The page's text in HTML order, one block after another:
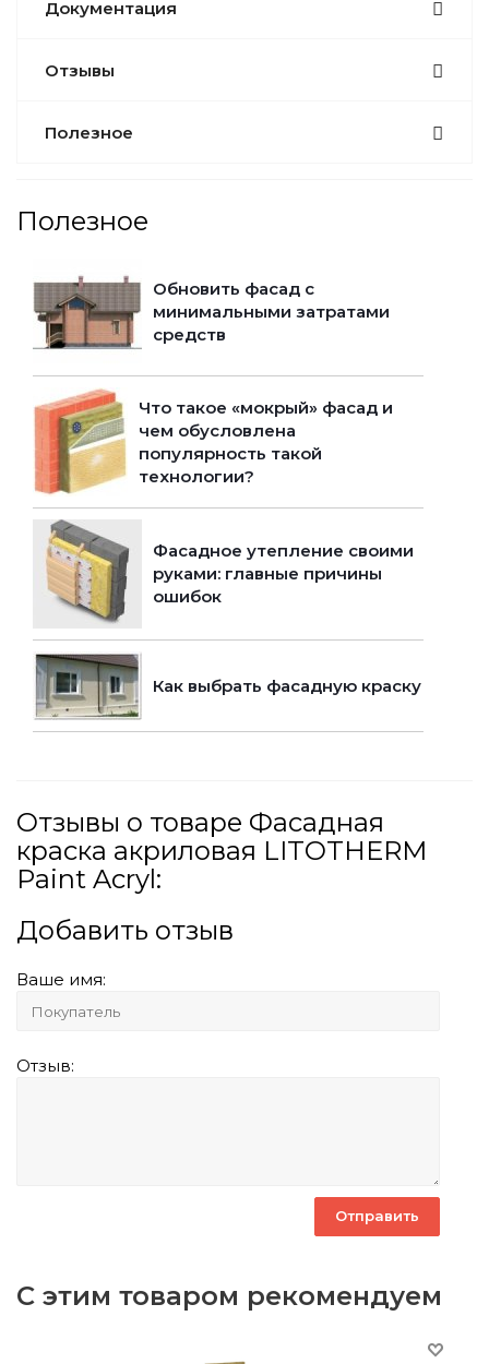
Документация
Отзывы
Полезное
Полезное
Обновить фасад с
минимальными затратами
средств
Что такое «мокрый» фасад и
чем обусловлена
популярность такой
технологии?
Фасадное утепление своими
руками: главные причины
ошибок
Как выбрать фасадную краску
Отзывы о товаре Фасадная
краска акриловая LITOTHERM
Paint Acryl:
Добавить отзыв
Ваше имя:
Отзыв:
С этим товаром рекомендуем